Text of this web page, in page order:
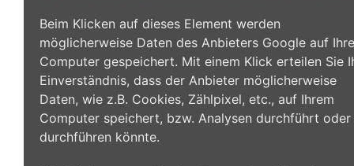
Beim Klicken auf dieses Element werden
möglicherweise Daten des Anbieters Google auf
Computer gespeichert. Mit einem Klick erteilen Sie
Einverständnis, dass der Anbieter möglicherweise
Daten, wie z.B. Cookies, Zählpixel, etc., auf Ihrem
Computer speichert, bzw. Analysen durchführt oder
durchführen könnte.